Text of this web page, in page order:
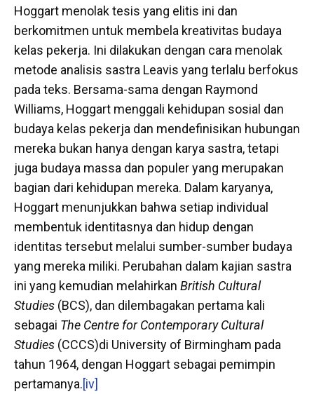
Hoggart menolak tesis yang elitis ini dan
berkomitmen untuk membela kreativitas budaya
kelas pekerja. Ini dilakukan dengan cara menolak
metode analisis sastra Leavis yang terlalu berfokus
pada teks. Bersama-sama dengan Raymond
Williams, Hoggart menggali kehidupan sosial dan
budaya kelas pekerja dan mendefinisikan hubungan
mereka bukan hanya dengan karya sastra, tetapi
juga budaya massa dan populer yang merupakan
bagian dari kehidupan mereka. Dalam karyanya,
Hoggart menunjukkan bahwa setiap individual
membentuk identitasnya dan hidup dengan
identitas tersebut melalui sumber-sumber budaya
yang mereka miliki. Perubahan dalam kajian sastra
ini yang kemudian melahirkan British Cultural
Studies (BCS), dan dilembagakan pertama kali
sebagai The Centre for Contemporary Cultural
Studies (CCCS)di University of Birmingham pada
tahun 1964, dengan Hoggart sebagai pemimpin
pertamanya.[iv]